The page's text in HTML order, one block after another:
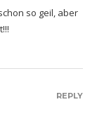
so geil, aber
REPLY